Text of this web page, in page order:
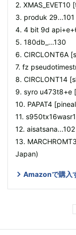
2.
3. produk 29...101
4. 4 bit 9d
5. 180db_...130
6. CIRCLONT6A
7. fz
8. CIRCLONT14
9. syro u473t8+e
10. PAPAT4
11.
12. aisatsana...102
13.
Japan)
Amazonで購入